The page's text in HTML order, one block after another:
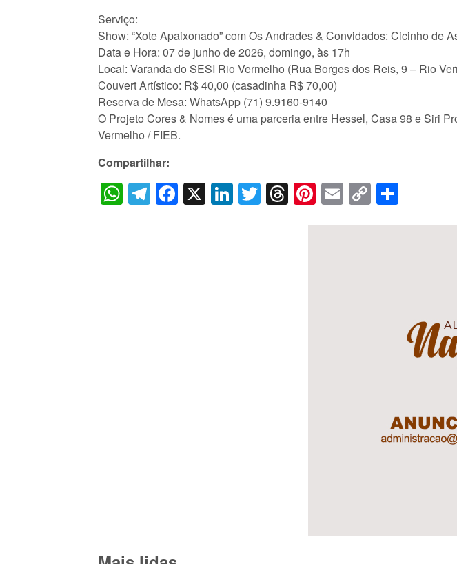
Serviço:
Show: “Xote Apaixonado” com Os Andrades & Convidados: Cicinho de
Data e Hora: 07 de junho de 2026, domingo, às 17h
Local: Varanda do SESI Rio Vermelho (Rua Borges dos Reis, 9 – Rio
Couvert Artístico: R$ 40,00 (casadinha R$ 70,00)
Reserva de Mesa: WhatsApp (71) 9.9160-9140
O Projeto Cores & Nomes é uma parceria entre Hessel, Casa 98 e Siri
Vermelho / FIEB.
Compartilhar:
WhatsApp
Telegram
Facebook
X LinkedIn
Twitter
Threads
Pinterest
Email
Copy
Link